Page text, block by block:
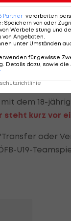
scheinen
vorbereitet,
wir mit
ich habe
dem 18-
kurz vor
oder
U19-
Partner verarbeiten
: Speichern von oder
Werbeleistung und
von Angeboten.
unter Umständen
für gewisse
Details dazu, sowie